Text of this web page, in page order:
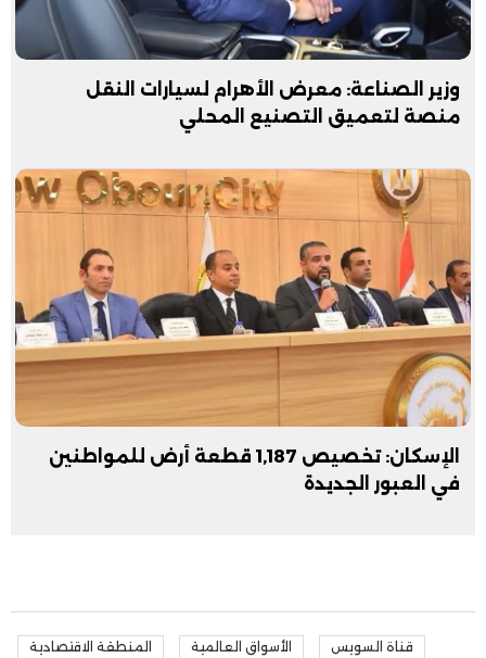
وزير الصناعة: معرض الأهرام لسيارات النقل
منصة لتعميق التصنيع المحلي
الإسكان: تخصيص 1,187 قطعة أرض للمواطنين
في العبور الجديدة
قناة السويس الأسواق العالمية المنطقة الاقتصادية